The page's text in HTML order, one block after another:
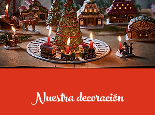
Nuestra decoración